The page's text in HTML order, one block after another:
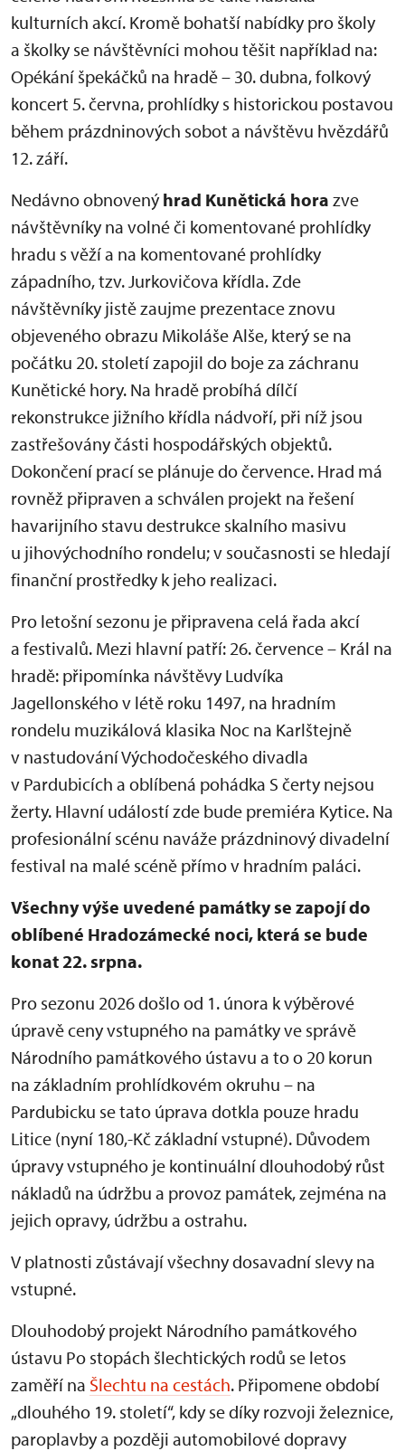
kulturních akcí. Kromě bohatší nabídky pro školy
a školky se návštěvníci mohou těšit například na:
Opékání špekáčků na hradě – 30. dubna, folkový
koncert 5. června, prohlídky s historickou postavou
během prázdninových sobot a návštěvu hvězdářů
12. září.
Nedávno obnovený hrad Kunětická hora zve
návštěvníky na volné či komentované prohlídky
hradu s věží a na komentované prohlídky
západního, tzv. Jurkovičova křídla. Zde
návštěvníky jistě zaujme prezentace znovu
objeveného obrazu Mikoláše Alše, který se na
počátku 20. století zapojil do boje za záchranu
Kunětické hory. Na hradě probíhá dílčí
rekonstrukce jižního křídla nádvoří, při níž jsou
zastřešovány části hospodářských objektů.
Dokončení prací se plánuje do července. Hrad má
rovněž připraven a schválen projekt na řešení
havarijního stavu destrukce skalního masivu
u jihovýchodního rondelu; v současnosti se hledají
finanční prostředky k jeho realizaci.
Pro letošní sezonu je připravena celá řada akcí
a festivalů. Mezi hlavní patří: 26. července – Král na
hradě: připomínka návštěvy Ludvíka
Jagellonského v létě roku 1497, na hradním
rondelu muzikálová klasika Noc na Karlštejně
v nastudování Východočeského divadla
v Pardubicích a oblíbená pohádka S čerty nejsou
žerty. Hlavní událostí zde bude premiéra Kytice. Na
profesionální scénu naváže prázdninový divadelní
festival na malé scéně přímo v hradním paláci.
Všechny výše uvedené památky se zapojí do
oblíbené Hradozámecké noci, která se bude
konat 22. srpna.
Pro sezonu 2026 došlo od 1. února k výběrové
úpravě ceny vstupného na památky ve správě
Národního památkového ústavu a to o 20 korun
na základním prohlídkovém okruhu – na
Pardubicku se tato úprava dotkla pouze hradu
Litice (nyní 180,-Kč základní vstupné). Důvodem
úpravy vstupného je kontinuální dlouhodobý růst
nákladů na údržbu a provoz památek, zejména na
jejich opravy, údržbu a ostrahu.
V platnosti zůstávají všechny dosavadní slevy na
vstupné.
Dlouhodobý projekt Národního památkového
ústavu Po stopách šlechtických rodů se letos
zaměří na Šlechtu na cestách. Připomene období
„dlouhého 19. století“, kdy se díky rozvoji železnice,
paroplavby a později automobilové dopravy